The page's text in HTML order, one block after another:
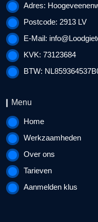
Adres:
Postcode: 2913 LV
E-Mail:
KVK: 73123684
BTW:
Menu
Home
Werkzaamheden
Over ons
Tarieven
Aanmelden klus